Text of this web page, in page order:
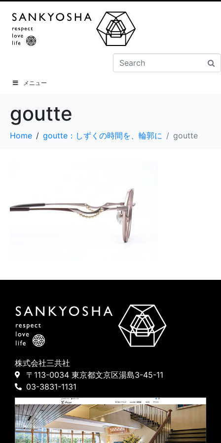
メニュー
goutte
Home goutte：しずくの時間を、輪郭に goutte
株式会社三共社
〒113-0034 東京都文京区湯島3-45-11
03-3831-1131